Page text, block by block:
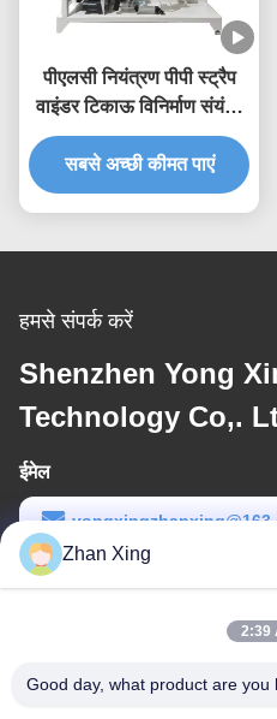
पीएलसी नियंत्रण पीपी स्ट्रैप
वाइंडर टिकाऊ विनिर्माण संयंत्र
संचालन और रखरखाव के लिए
सबसे अच्छी कीमत पाएं
हमसे संपर्क करें
Shenzhen Yong
Technology Co,.
ईमेल
कार्य समय
Zhan Xing
2:39
Good day, what product are you